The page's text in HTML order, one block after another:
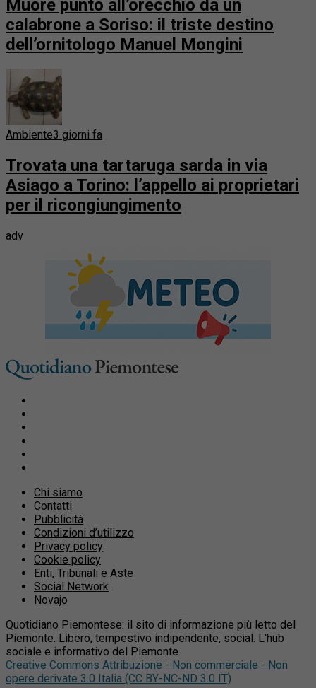
Muore punto all’orecchio da un
calabrone a Soriso: il triste destino
dell’ornitologo Manuel Mongini
Ambiente3 giorni fa
Trovata una tartaruga sarda in via
Asiago a Torino: l’appello ai proprietari
per il ricongiungimento
adv
Chi siamo
Contatti
Pubblicità
Condizioni d’utilizzo
Privacy policy
Cookie policy
Enti, Tribunali e Aste
Social Network
Novajo
Quotidiano Piemontese: il sito di informazione più letto del
Piemonte. Libero, tempestivo indipendente, social. L'hub
sociale e informativo del Piemonte
Creative Commons Attribuzione - Non commerciale - Non
opere derivate 3.0 Italia (CC BY-NC-ND 3.0 IT)